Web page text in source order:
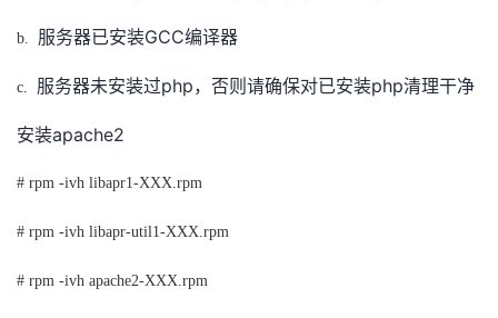
b. 服务器已安装GCC编译器
c. 服务器未安装过php，否则请确保对已安装php清理干净
安装apache2
# rpm -ivh libapr1-XXX.rpm
# rpm -ivh libapr-util1-XXX.rpm
# rpm -ivh apache2-XXX.rpm